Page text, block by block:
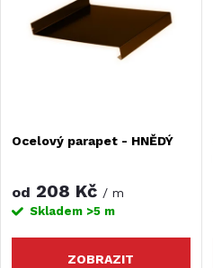
ů
Ocelový parapet - HNĚDÝ
od 208 Kč / m
Skladem >5 m
ZOBRAZIT